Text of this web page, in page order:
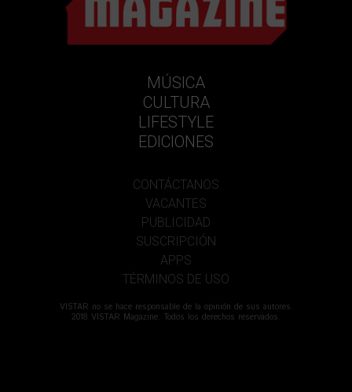
MÚSICA
CULTURA
LIFESTYLE
EDICIONES
CONTÁCTANOS
VACANTES
PUBLICIDAD
SUSCRIPCIÓN
APPS
TÉRMINOS DE USO
VISTAR no se hace responsable de la opinión de sus autores.
2018 VISTAR Magazine. Todos los derechos reservados.